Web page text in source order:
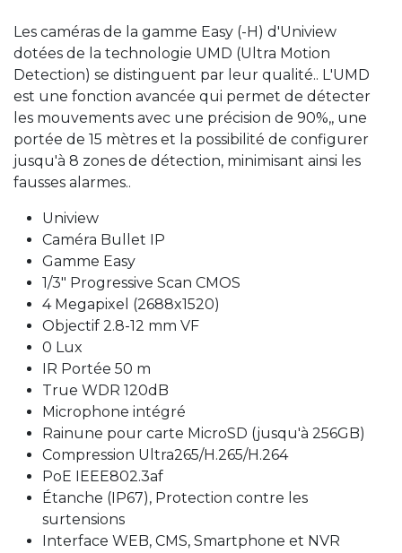
Les caméras de la gamme Easy (-H) d'Uniview
dotées de la technologie UMD (Ultra Motion
Detection) se distinguent par leur qualité.. L'UMD
est une fonction avancée qui permet de détecter
les mouvements avec une précision de 90%,, une
portée de 15 mètres et la possibilité de configurer
jusqu'à 8 zones de détection, minimisant ainsi les
fausses alarmes..
Uniview
Caméra Bullet IP
Gamme Easy
1/3" Progressive Scan CMOS
4 Megapixel (2688x1520)
Objectif 2.8-12 mm VF
0 Lux
IR Portée 50 m
True WDR 120dB
Microphone intégré
Rainune pour carte MicroSD (jusqu'à 256GB)
Compression Ultra265/H.265/H.264
PoE IEEE802.3af
Étanche (IP67), Protection contre les
surtensions
Interface WEB, CMS, Smartphone et NVR